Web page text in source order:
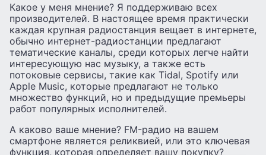
Какое у меня мнение? Я поддерживаю всех
производителей. В настоящее время практически
каждая крупная радиостанция вещает в интернете,
обычно интернет-радиостанции предлагают
тематические каналы, среди которых легче найти
интересующую нас музыку, а также есть
потоковые сервисы, такие как Tidal, Spotify или
Apple Music, которые предлагают не только
множество функций, но и предыдущие премьеры
работ популярных исполнителей.
А каково ваше мнение? FM-радио на вашем
смартфоне является реликвией, или это ключевая
функция, которая определяет вашу покупку?